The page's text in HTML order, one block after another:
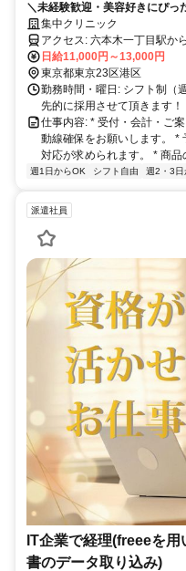
＼未経験歓迎・美容好きにぴっ
集中クリニック
日給11,000円～13,000円
東京都東京23区港区
勤務時間・曜日: シフト制（
先的に採用させて頂きます
仕事内容: * 受付・会計・ご
動線確保をお願いします。 *
対応が求められます。 * 商
週1日からOK シフト自由 週2・3日
派遣社員
IT企業で経理(freeeを
書のデータ取り込み)